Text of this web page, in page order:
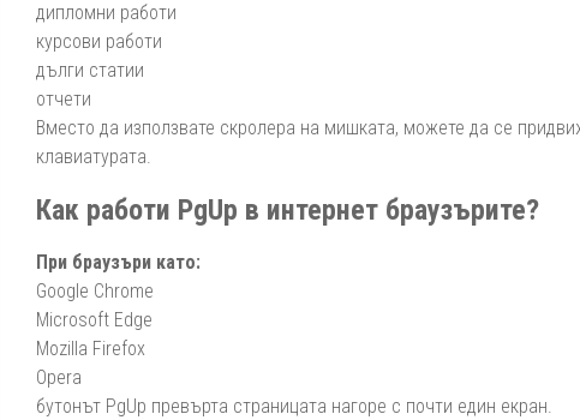
дипломни работи
курсови работи
дълги статии
отчети
Вместо да използвате скролера на мишката, можете да се
клавиатурата.
Как работи PgUp в интернет браузърите?
При браузъри като:
Google Chrome
Microsoft Edge
Mozilla Firefox
Opera
бутонът PgUp превърта страницата нагоре с почти един екран.